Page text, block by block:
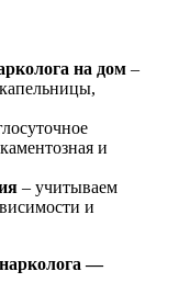
на дом –
и
– учитываем
и
—